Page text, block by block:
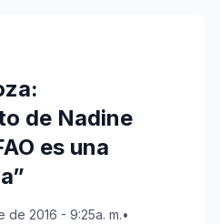
de Nadine
es una
2016 - 9:25a. m.•